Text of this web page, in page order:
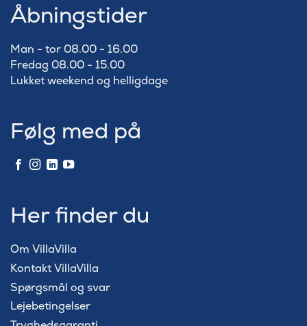
Åbningstider
Man - tor 08.00 - 16.00
Fredag 08.00 - 15.00
Lukket weekend og helligdage
Følg med på
Her finder du
Om VillaVilla
Kontakt VillaVilla
Spørgsmål og svar
Lejebetingelser